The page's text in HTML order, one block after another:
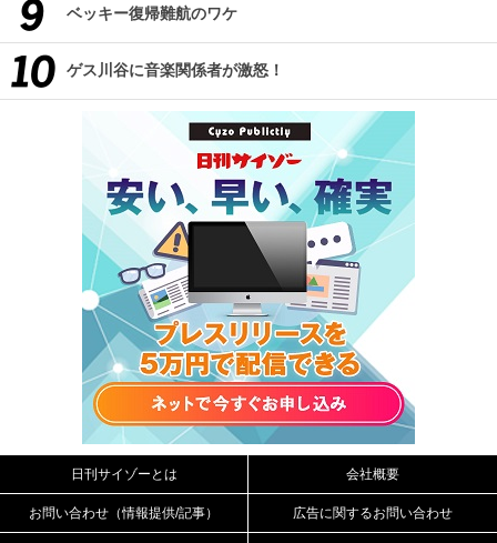
ベッキー復帰難航のワケ
ゲス川谷に音楽関係者が激怒！
日刊サイゾーとは 会社概要
お問い合わせ（情報提供/記事） 広告に関するお問い合わせ